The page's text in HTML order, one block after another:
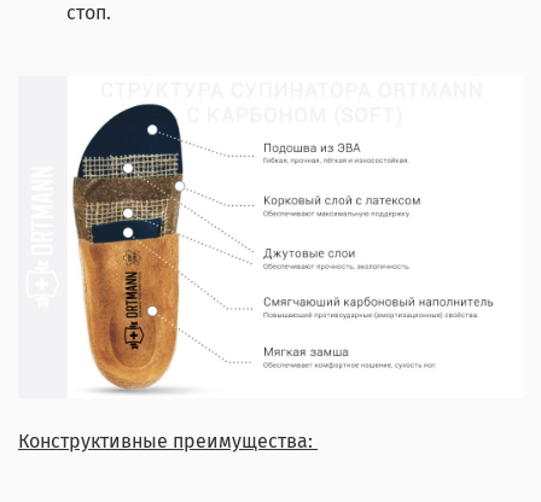
стоп.
Конструктивные преимущества: